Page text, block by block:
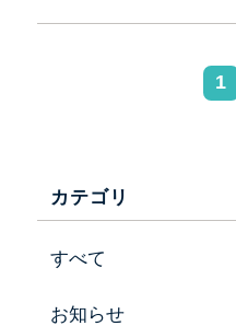
事業内容
製品紹介
ネ
ー
シ
1
カテゴリ
すべて
お知らせ